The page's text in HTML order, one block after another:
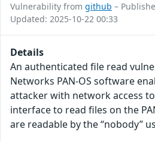
Vulnerability from github –
Updated: 2025-10-22 00:33
Details
An authenticated file read
Networks PAN-OS software
attacker with network access
interface to read files on the
are readable by the “nobody”